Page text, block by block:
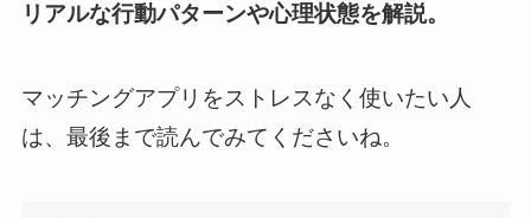
リアルな行動パターンや心理状態を解説。
マッチングアプリをストレスなく使いたい人
は、最後まで読んでみてくださいね。